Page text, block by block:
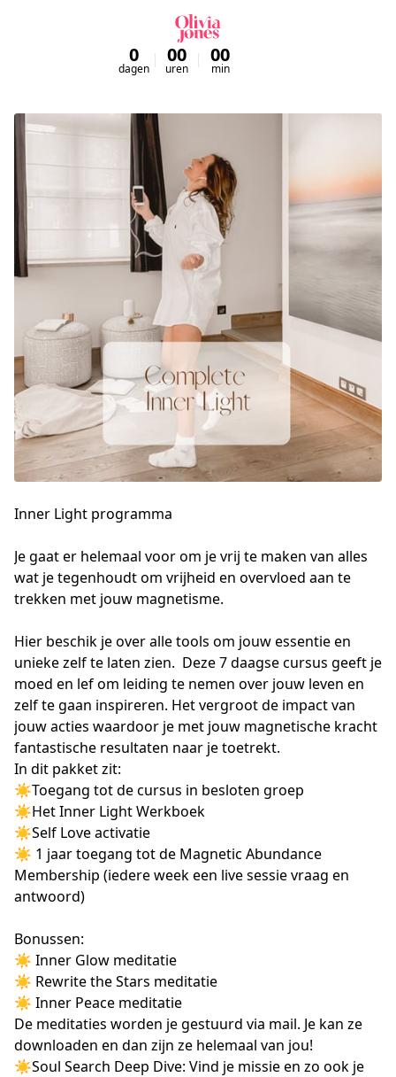
0
dagen
00
uren
00
min
Inner Light programma
Je gaat er helemaal voor om je vrij te maken van alles
wat je tegenhoudt om vrijheid en overvloed aan te
trekken met jouw magnetisme.
Hier beschik je over alle tools om jouw essentie en
unieke zelf te laten zien.  Deze 7 daagse cursus geeft je
moed en lef om leiding te nemen over jouw leven en
zelf te gaan inspireren. Het vergroot de impact van
jouw acties waardoor je met jouw magnetische kracht
fantastische resultaten naar je toetrekt.
In dit pakket zit:
☀︎Toegang tot de cursus in besloten groep
☀︎Het Inner Light Werkboek
☀︎Self Love activatie
☀︎ 1 jaar toegang tot de Magnetic Abundance
Membership (iedere week een live sessie vraag en
antwoord)
Bonussen:
☀︎ Inner Glow meditatie
☀︎ Rewrite the Stars meditatie
☀︎ Inner Peace meditatie
De meditaties worden je gestuurd via mail. Je kan ze
downloaden en dan zijn ze helemaal van jou!
☀︎Soul Search Deep Dive: Vind je missie en zo ook je